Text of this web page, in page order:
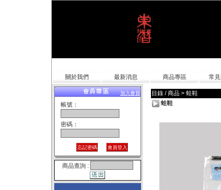
關於我們 最新消息 商品專區 常
加入會員
帳號：
密碼：
商品查詢 :
目錄 / 商品 > 蛙鞋
蛙鞋